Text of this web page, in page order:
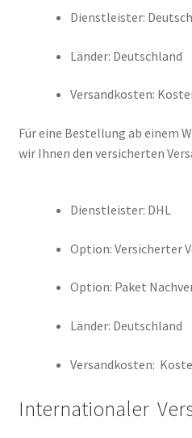
Zahlungsarten
Versandarten
Widerrufsbelehrung
Dienstleister:
Länder: Deutschland
Versandkosten:
Für eine Bestellung ab einem
wir Ihnen den versicherten
Dienstleister: DHL
Option: Versicherter
Option: Paket
Länder: Deutschland
Versandkosten:
Internationaler